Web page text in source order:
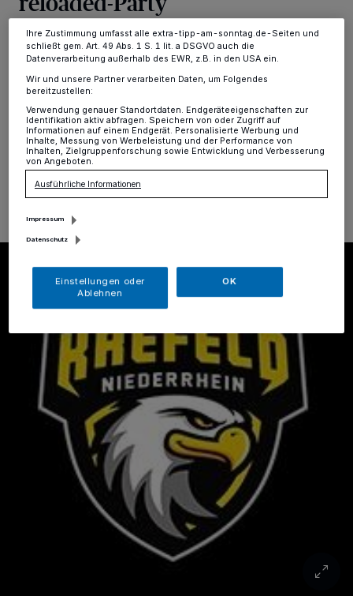
Krefeld·Sportliche Spannung und Partynacht an
einem Abend: Zum letzten Heimspiel der Hauptrunde
hat die HSG Krefeld Niederrhein gemeinsam mit der
Kulturfabrik Krefeld eine besondere Ticket-Aktion
gestartet.
25.05.2026 , 11:12 Uhr Eine Minute Lesezeit
Informationen finden Sie in unserer Datenschutzerklärung.
Ihre Zustimmung umfasst alle extra-tipp-am-sonntag.de-Seiten und
schließt gem. Art. 49 Abs. 1 S. 1 lit. a DSGVO auch die
Datenverarbeitung außerhalb des EWR, z.B. in den USA ein.
Wir und unsere Partner verarbeiten Daten, um Folgendes
bereitzustellen:
Verwendung genauer Standortdaten. Endgeräteeigenschaften zur
Identifikation aktiv abfragen. Speichern von oder Zugriff auf
Informationen auf einem Endgerät. Personalisierte Werbung und
Inhalte, Messung von Werbeleistung und der Performance von
Inhalten, Zielgruppenforschung sowie Entwicklung und Verbesserung
von Angeboten.
Ausführliche Informationen
Impressum
Datenschutz
Einstellungen oder
Ablehnen
OK